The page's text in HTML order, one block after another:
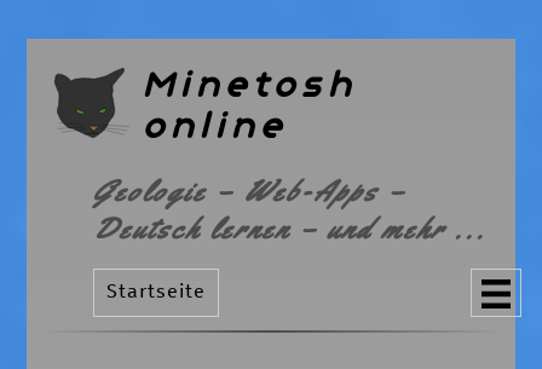
Minetosh
online
Geologie – Web-Apps –
Deutsch lernen – und mehr ...
Startseite